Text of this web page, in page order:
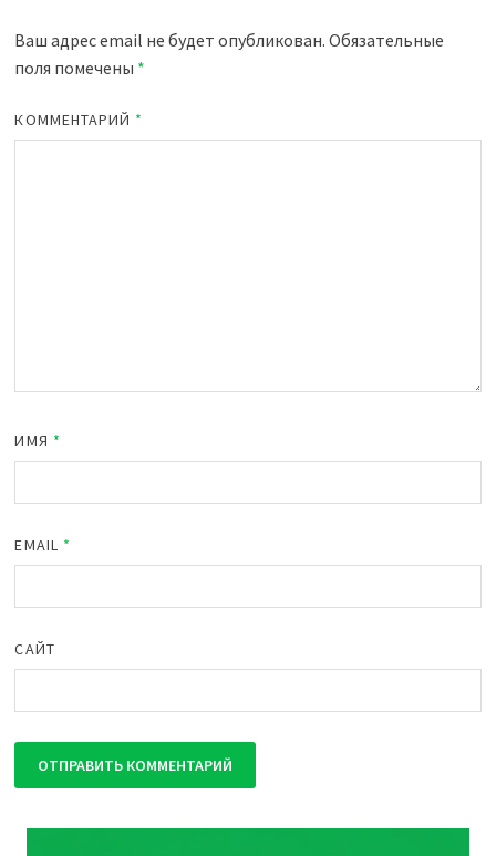
Ваш адрес email не будет опубликован. Обязательные
поля помечены *
КОММЕНТАРИЙ *
ИМЯ *
EMAIL *
САЙТ